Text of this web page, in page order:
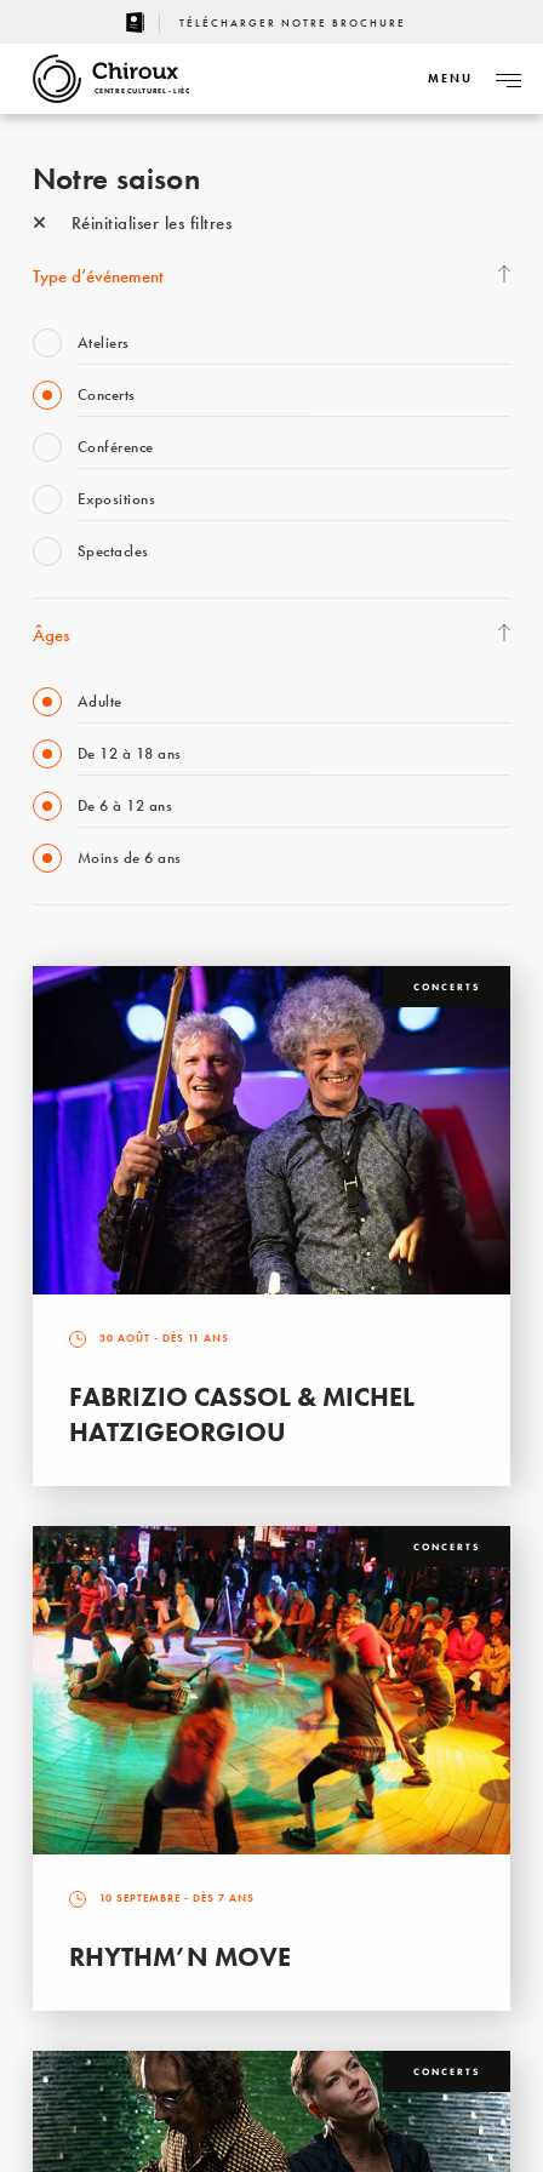
TÉLÉCHARGER NOTRE BROCHURE
CENTRE CULTUREL - LIÈGE
MENU
Notre saison
Réinitialiser les filtres
Type d’événement
Ateliers
Concerts
Conférence
Expositions
Spectacles
Âges
Adulte
De 12 à 18 ans
De 6 à 12 ans
Moins de 6 ans
CONCERTS
30 AOÛT - DÈS 11 ANS
FABRIZIO CASSOL & MICHEL
HATZIGEORGIOU
CONCERTS
10 SEPTEMBRE - DÈS 7 ANS
RHYTHM’N MOVE
CONCERTS